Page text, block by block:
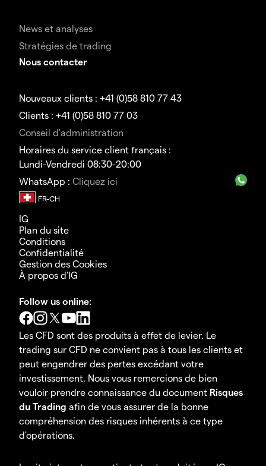
News et analyses
Stratégies de trading
Nous contacter
Nouveaux clients : +41 (0)58 810 77 43
Clients : +41 (0)58 810 77 03
Conseil d'administration
Horaires du service client français :
Lundi-Vendredi 08:30-20:00
WhatsApp : Cliquez ici
IG
Plan du site
Conditions
Confidentialité
Gestion des Cookies
À propos d'IG
Follow us online:
Les CFD sont des produits à effet de levier. Le
trading sur CFD ne convient pas à tous les clients et
peut engendrer des pertes excédant votre
investissement. Nous vous remercions de bien
vouloir prendre connaissance du document Risques
du Trading afin de vous assurer de la bonne
compréhension des risques inhérents à ce type
d'opérations.